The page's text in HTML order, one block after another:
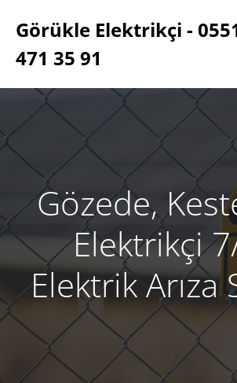
geç
Görükle Elektrikçi -
471 35 91
Gözede,
Elektrikçi
Elektrik Arıza